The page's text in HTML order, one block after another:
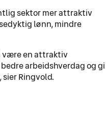
sektor mer attraktiv
lønn, mindre
være en attraktiv
arbeidshverdag og gi
Ringvold​.